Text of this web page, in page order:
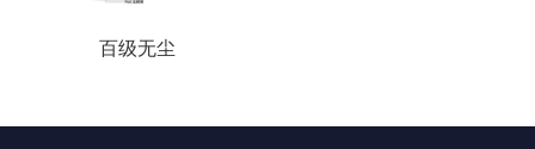
百级无尘